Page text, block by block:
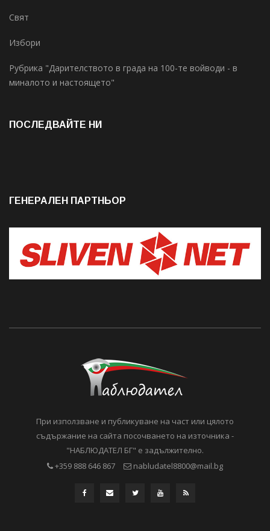
Свят
Избори
Рубрика "Дарителството в града на 100-те войводи - в
миналото и настоящето"
ПОСЛЕДВАЙТЕ НИ
ГЕНЕРАЛЕН ПАРТНЬОР
При използване и публикуване на част или цялото
съдържание на сайта посочването на източника -
"НАБЛЮДАТЕЛ БГ" е задължително.
+359 888 646 867
nabludatel8800@mail.bg